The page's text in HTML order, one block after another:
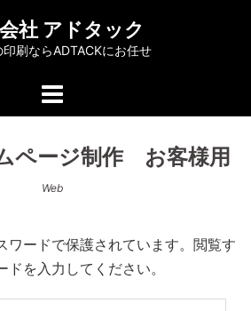
社 アドタック
印刷ならADTACKにお任せ
ページ制作 お客様用
Web
ワードで保護されています。閲覧す
を入力してください。